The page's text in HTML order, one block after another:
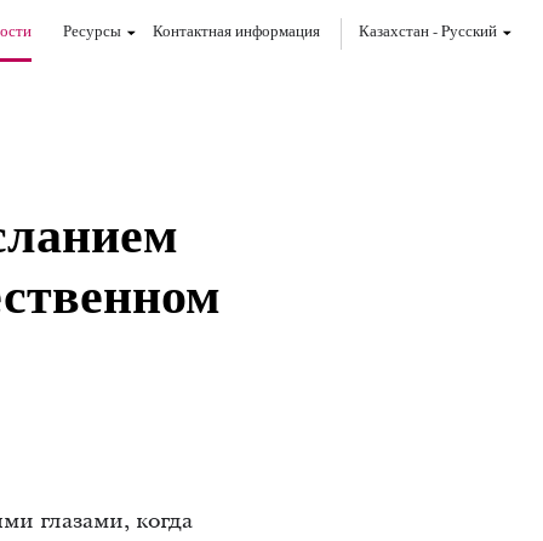
Ресурсы Контактная информация Казахстан-Pусский
глазами, когда